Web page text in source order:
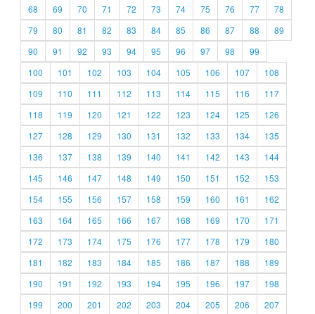
68
69 70 71 72 73 74 75 76 77
78
79
80 81 82 83 84 85 86 87 88
89
90
91 92 93 94 95 96 97 98
99
100
101 102 103 104 105 106 107
108
109
110 111 112 113 114 115 116
117
118
119 120 121 122 123 124 125
126
127
128 129 130 131 132 133 134
135
136
137 138 139 140 141 142 143
144
145
146 147 148 149 150 151 152
153
154
155 156 157 158 159 160 161
162
163
164 165 166 167 168 169 170
171
172
173 174 175 176 177 178 179
180
181
182 183 184 185 186 187 188
189
190
191 192 193 194 195 196 197
198
199
200 201 202 203 204 205 206
207